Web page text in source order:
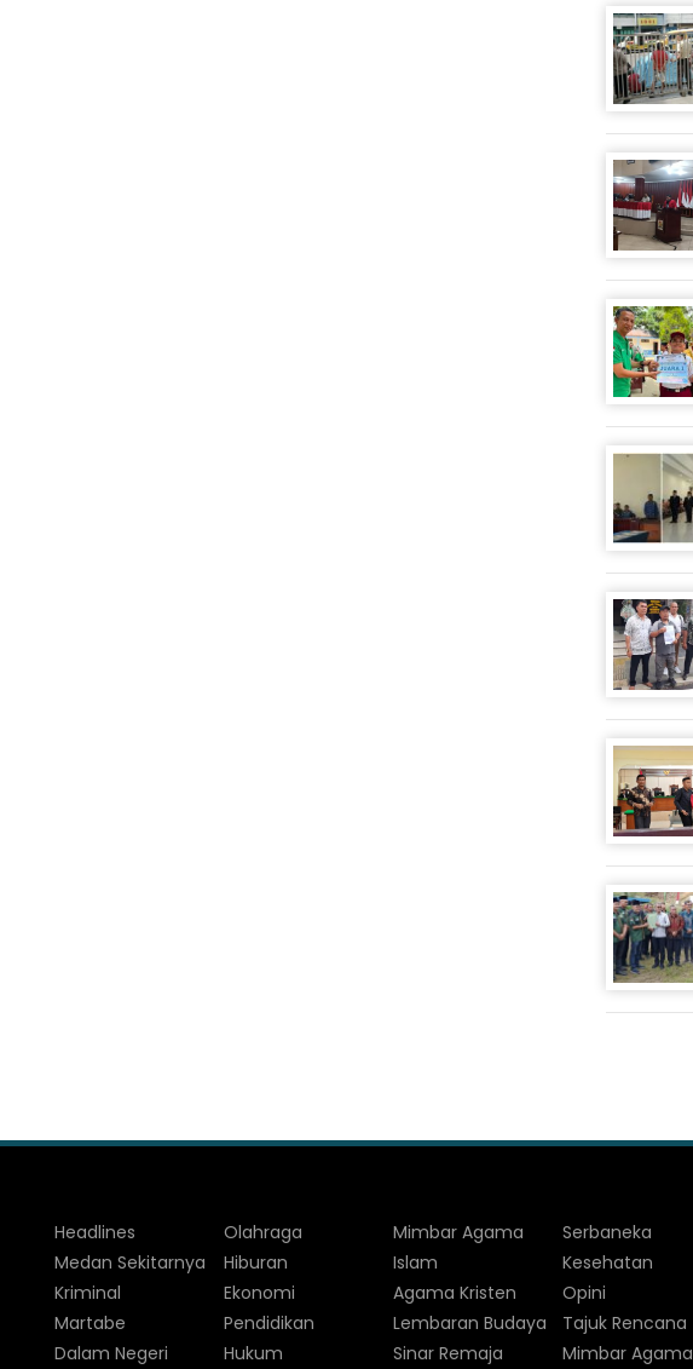
Headlines
Medan Sekitarnya
Kriminal
Martabe
Dalam Negeri
Olahraga
Hiburan
Ekonomi
Pendidikan
Hukum
Mimbar Agama
Islam
Agama Kristen
Lembaran Budaya
Sinar Remaja
Serbaneka
Kesehatan
Opini
Tajuk Rencana
Mimbar Agama